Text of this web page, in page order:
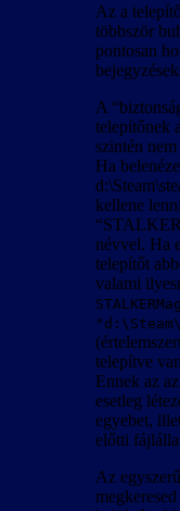
Az a
többször
pontosan
A
telepítőnek
szintén
Ha
kellene
névvel. Ha
telepítőt
valami
telepítve
Ennek az
esetleg
egyebet,
előtti
Az